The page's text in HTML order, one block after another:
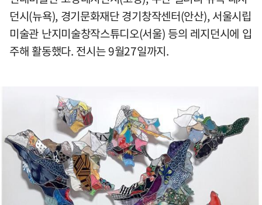
던시(뉴욕), 경기문화재단 경기창작센터(안산), 서울시립
미술관 난지미술창작스튜디오(서울) 등의 레지던시에 입
주해 활동했다. 전시는 9월27일까지.